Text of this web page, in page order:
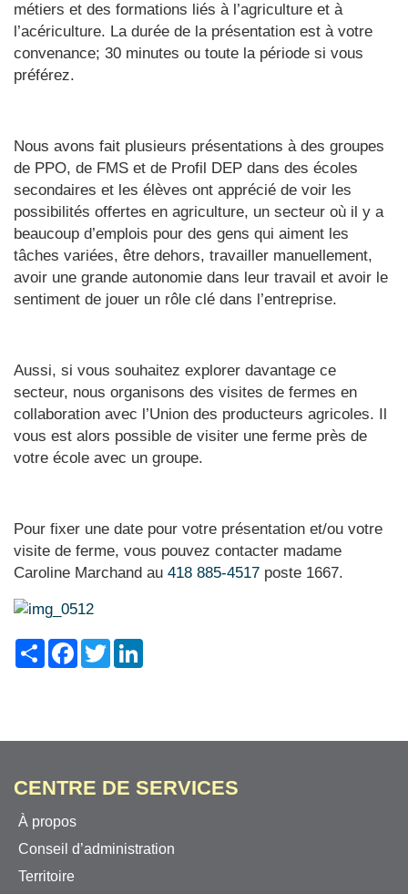
métiers et des formations liés à l’agriculture et à
l’acériculture. La durée de la présentation est à votre
convenance; 30 minutes ou toute la période si vous
préférez.
Nous avons fait plusieurs présentations à des groupes
de PPO, de FMS et de Profil DEP dans des écoles
secondaires et les élèves ont apprécié de voir les
possibilités offertes en agriculture, un secteur où il y a
beaucoup d’emplois pour des gens qui aiment les
tâches variées, être dehors, travailler manuellement,
avoir une grande autonomie dans leur travail et avoir le
sentiment de jouer un rôle clé dans l’entreprise.
Aussi, si vous souhaitez explorer davantage ce
secteur, nous organisons des visites de fermes en
collaboration avec l’Union des producteurs agricoles. Il
vous est alors possible de visiter une ferme près de
votre école avec un groupe.
Pour fixer une date pour votre présentation et/ou votre
visite de ferme, vous pouvez contacter madame
Caroline Marchand au 418 885-4517 poste 1667.
ShareFacebook
Twitter
CENTRE DE SERVICES
À propos
Conseil d’administration
Territoire